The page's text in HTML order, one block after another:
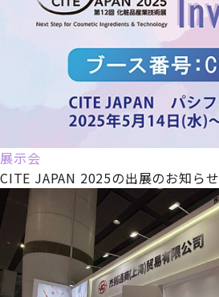
展示会
CITE JAPAN 2025の出展のお知らせ